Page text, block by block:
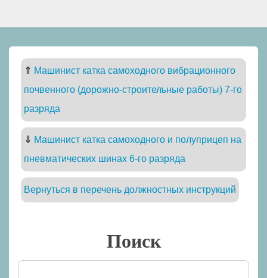
⇑ Машинист катка самоходного вибрационного
почвенного (дорожно-строительные работы) 7-го
разряда
⇓ Машинист катка самоходного и полуприцеп на
пневматических шинах 6-го разряда
Вернуться в перечень должностных инструкций
Поиск